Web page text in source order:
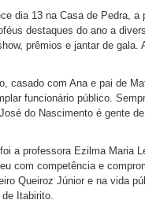
dia 13 na Casa de Pedra, a
destaques do ano a
prêmios e jantar de gala.
casado com Ana e pai de
funcionário público.
do Nascimento é gente
a professora Ezilma Maria
com competência e
Queiroz Júnior e na vida
Itabirito.